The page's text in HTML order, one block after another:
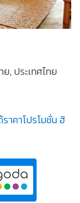
, ประเทศไทย
าคาโปรโมชั่น ฮิ